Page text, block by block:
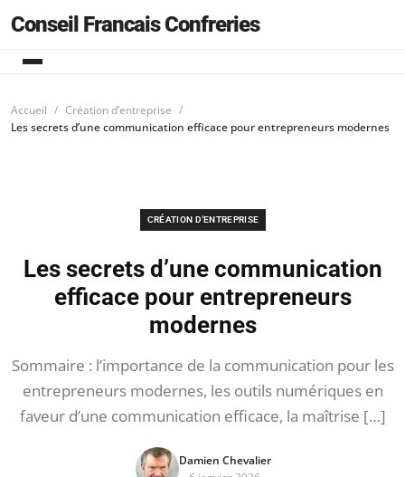
Conseil Francais Confreries
Accueil
Création d’entreprise
Les secrets d’une communication efficace pour entrepreneurs modernes
CRÉATION D’ENTREPRISE
Les secrets d’une communication
efficace pour entrepreneurs
modernes
Sommaire : l’importance de la communication pour les
entrepreneurs modernes, les outils numériques en
faveur d’une communication efficace, la maîtrise […]
Damien Chevalier